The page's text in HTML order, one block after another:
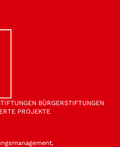
BÜRGER­STIFTUNGEN
PROJEKTE